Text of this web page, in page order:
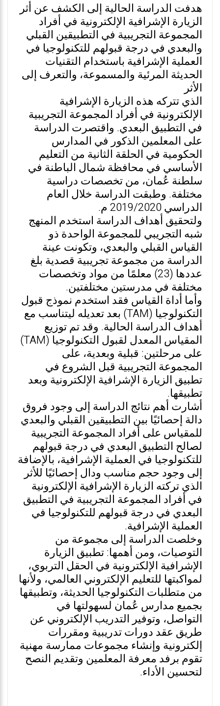
هدفت الدراسة الحالية إلى الكشف عن أثر
الزيارة الإشرافية الإلكترونية في أفراد
المجموعة التجريبية في التطبيقين القبلي
والبعدي في درجة قبولهم للتكنولوجيا في
العملية الإشرافية باستخدام التقنيات
الحديثة المرئية والمسموعة، والتعرف إلى
الأثر
الذي تتركه هذه الزيارة الإشرافية
الإلكترونية في أفراد المجموعة التجريبية
في التطبيق البعدي. واقتصرت الدراسة
على المعلمين الذكور في المدارس
الحكومية في الحلقة الثانية من التعليم
الأساسي في محافظة شمال الباطنة في
سلطنة عُمان، من تخصصات دراسية
مختلفة. وطبقت الدراسة خلال العام
الدراسي 2019/2020 م.
ولتحقيق أهداف الدراسة استخدم المنهج
شبه التجريبي للمجموعة الواحدة ذو
القياس القبلي والبعدي، وتكونت عينة
الدراسة من مجموعة تجريبية قصدية بلغ
عددها (23) معلمًا من مواد وتخصصات
مختلفة في مدرستين مختلفتين.
وأما أداة القياس فقد استخدم نموذج قبول
التكنولوجيا (TAM) بعد تعديله ليتناسب مع
أهداف الدراسة الحالية. وقد تم توزيع
المقياس المعدل لقبول التكنولوجيا (TAM)
على مرحلتين: قبلية وبعدية، على
المجموعة التجريبية قبل الشروع في
تطبيق الزيارة الإشرافية الإلكترونية وبعد
تطبيقها.
أشارت أهم نتائج الدراسة إلى وجود فروق
دالة إحصائيًا بين التطبيقين القبلي والبعدي
للمقياس على أفراد المجموعة التجريبية
لصالح التطبيق البعدي في درجة قبولهم
للتكنولوجيا في العملية الإشرافية، بالإضافة
إلى وجود حجم مناسب ودال إحصائيًا للأثر
الذي تركته الزيارة الإشرافية الإلكترونية
في أفراد المجموعة التجريبية في التطبيق
البعدي في درجة قبولهم للتكنولوجيا في
العملية الإشرافية.
وخلصت الدراسة إلى مجموعة من
التوصيات، ومن أهمها: تطبيق الزيارة
الإشرافية الإلكترونية في الحقل التربوي،
لمواكبتها للتعليم الإلكتروني العالمي، ولأنها
من متطلبات التكنولوجيا الحديثة، وتطبيقها
بجميع مدارس عُمان لسهولتها في
التواصل، وتوفير التدريب الإلكتروني عن
طريق عقد دورات تدريبية ومقررات
إلكترونية وإنشاء مجموعات ممارسة مهنية
تقوم برفد معرفة المعلمين وتقديم النصح
لتحسين الأداء.